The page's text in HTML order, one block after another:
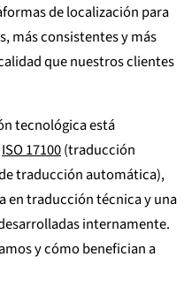
de localización para
más consistentes y más
que nuestros clientes
tecnológica está
ISO 17100(traducción
traducción automática),
en traducción técnica y una
internamente.
y cómo benefician a